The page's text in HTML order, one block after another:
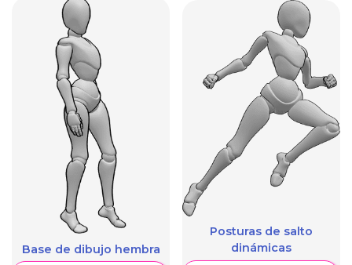
Base de dibujo hembra
Posturas de salto
dinámicas